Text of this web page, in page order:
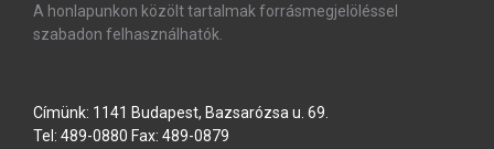
A honlapunkon közölt tartalmak forrásmegjelöléssel
szabadon felhasználhatók.
Címünk: 1141 Budapest, Bazsarózsa u. 69.
Tel: 489-0880 Fax: 489-0879